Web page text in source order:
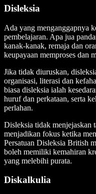
Disleksia
Ada yang menganggapnya
pembelajaran. Apa jua
kanak-kanak, remaja dan
keupayaan memproses dan
Jika tidak diuruskan,
organisasi, literasi dan
biasa disleksia ialah
huruf dan perkataan, serta
perlahan.
Disleksia tidak menjejaskan
menjadikan fokus ketika
Persatuan Disleksia British
boleh memiliki kemahiran
yang melebihi purata.
Diskalkulia